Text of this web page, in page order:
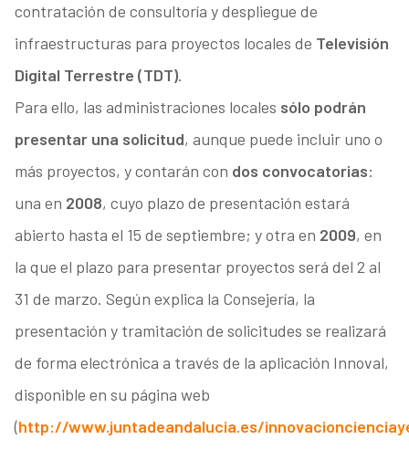
contratación de consultoría y despliegue de
infraestructuras para proyectos locales de Televisión
Digital Terrestre (TDT).
Para ello, las administraciones locales sólo podrán
presentar una solicitud, aunque puede incluir uno o
más proyectos, y contarán con dos convocatorias:
una en 2008, cuyo plazo de presentación estará
abierto hasta el 15 de septiembre; y otra en 2009, en
la que el plazo para presentar proyectos será del 2 al
31 de marzo. Según explica la Consejería, la
presentación y tramitación de solicitudes se realizará
de forma electrónica a través de la aplicación Innoval,
disponible en su página web
(http://www.juntadeandalucia.es/